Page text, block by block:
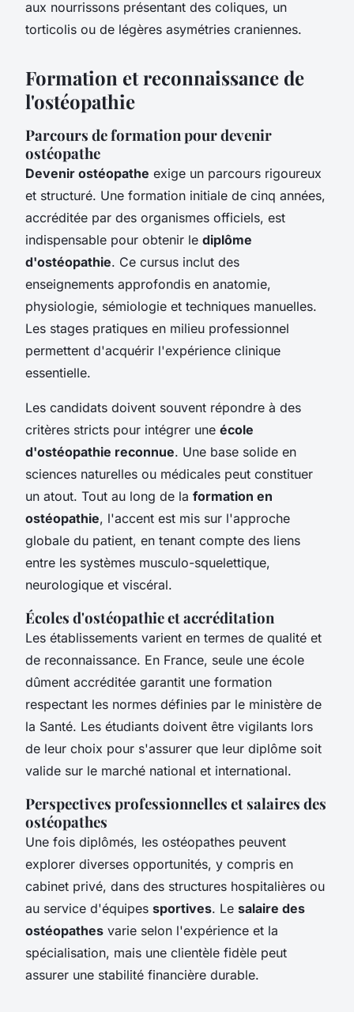
aux nourrissons présentant des coliques, un
torticolis ou de légères asymétries craniennes.
Formation et reconnaissance de
l'ostéopathie
Parcours de formation pour devenir
ostéopathe
Devenir ostéopathe exige un parcours rigoureux
et structuré. Une formation initiale de cinq années,
accréditée par des organismes officiels, est
indispensable pour obtenir le diplôme
d'ostéopathie. Ce cursus inclut des
enseignements approfondis en anatomie,
physiologie, sémiologie et techniques manuelles.
Les stages pratiques en milieu professionnel
permettent d'acquérir l'expérience clinique
essentielle.
Les candidats doivent souvent répondre à des
critères stricts pour intégrer une école
d'ostéopathie reconnue. Une base solide en
sciences naturelles ou médicales peut constituer
un atout. Tout au long de la formation en
ostéopathie, l'accent est mis sur l'approche
globale du patient, en tenant compte des liens
entre les systèmes musculo-squelettique,
neurologique et viscéral.
Écoles d'ostéopathie et accréditation
Les établissements varient en termes de qualité et
de reconnaissance. En France, seule une école
dûment accréditée garantit une formation
respectant les normes définies par le ministère de
la Santé. Les étudiants doivent être vigilants lors
de leur choix pour s'assurer que leur diplôme soit
valide sur le marché national et international.
Perspectives professionnelles et salaires des
ostéopathes
Une fois diplômés, les ostéopathes peuvent
explorer diverses opportunités, y compris en
cabinet privé, dans des structures hospitalières ou
au service d'équipes sportives. Le salaire des
ostéopathes varie selon l'expérience et la
spécialisation, mais une clientèle fidèle peut
assurer une stabilité financière durable.